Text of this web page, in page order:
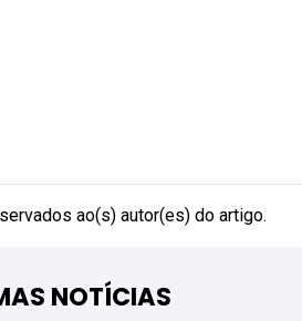
ao(s) autor(es) do artigo.
NOTÍCIAS